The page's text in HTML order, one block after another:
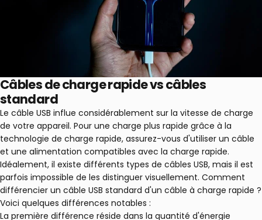
Câbles de charge rapide vs câbles
standard
Le câble USB influe considérablement sur la vitesse de charge
de votre appareil. Pour une charge plus rapide grâce à la
technologie de charge rapide, assurez-vous d'utiliser un câble
et une alimentation compatibles avec la charge rapide.
Idéalement, il existe différents types de câbles USB, mais il est
parfois impossible de les distinguer visuellement. Comment
différencier un câble USB standard d'un câble à charge rapide ?
Voici quelques différences notables :
La première différence réside dans la quantité d'énergie